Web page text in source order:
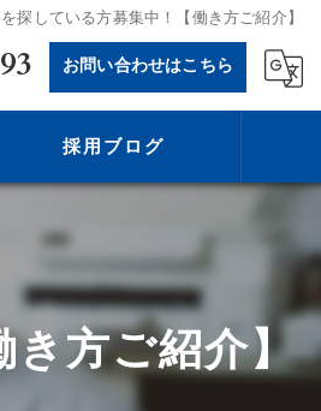
探している方募集中！【働き方ご紹介】
お問い合わせはこちら
採用ブログ
き方ご紹介】